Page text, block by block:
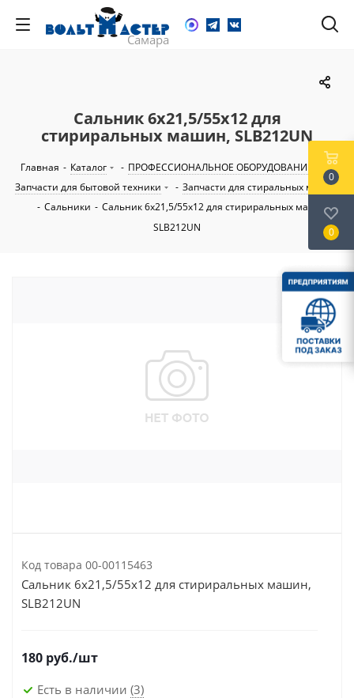
Сальник 6х21,5/55х12 для
стириральных машин, SLB212UN
Главная - Каталог - ПРОФЕССИОНАЛЬНОЕ ОБОРУДОВАНИЕ
-
Запчасти для бытовой техники
- Запчасти для стиральных машин
- Сальники - Сальник 6х21,5/55х12 для стириральных машин,
SLB212UN
Код товара 00-00115463
Сальник 6х21,5/55х12 для стириральных машин,
SLB212UN
180 руб./шт
Есть в наличии (3)
0
0